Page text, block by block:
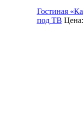
Гостиная
под ТВ Цена: